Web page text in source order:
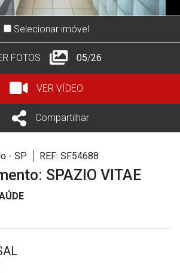
Selecionar imóvel
FOTOS 05/26
VER VÍDEO
Compartilhar
- SP REF: SF54688
SPAZIO VITAE